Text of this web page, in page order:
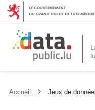
Accueil Jeux de